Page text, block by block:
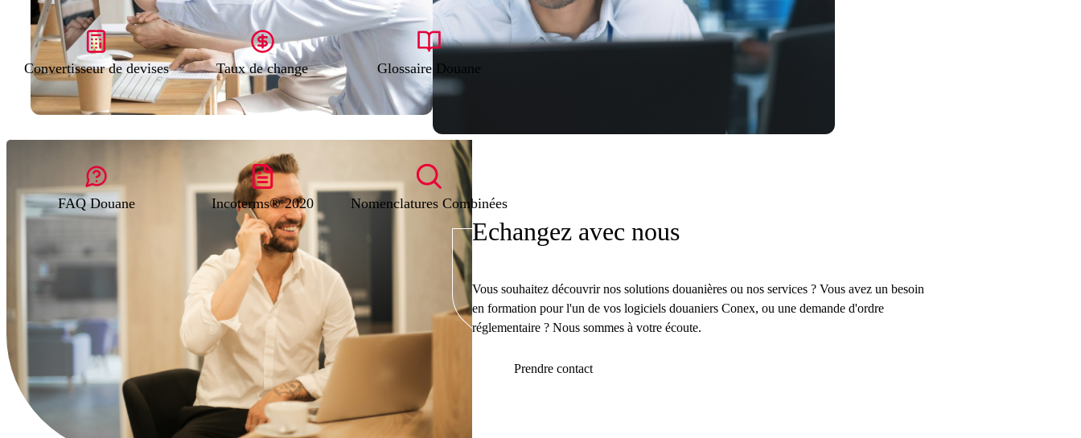
Echangez avec nous
Vous souhaitez découvrir nos solutions douanières ou nos services ? Vous avez un besoin
en formation pour l'un de vos logiciels douaniers Conex, ou une demande d'ordre
réglementaire ? Nous sommes à votre écoute.
Prendre contact
Convertisseur de devises Taux de change Glossaire Douane
FAQ Douane Incoterms® 2020 Nomenclatures Combinées